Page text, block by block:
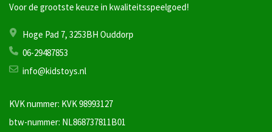
Voor de grootste keuze in kwaliteitsspeelgoed!
Hoge Pad 7, 3253BH Ouddorp
06-29487853
info@kidstoys.nl
KVK nummer: KVK 98993127
btw-nummer: NL868737811B01